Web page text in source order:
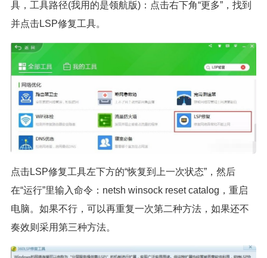
具，工具路径(我用的是领航版)：点击右下角“更多”，找到
并点击LSP修复工具。
点击LSP修复工具左下方的“恢复到上一次状态”，然后
在“运行”里输入命令：netsh winsock reset catalog，重启
电脑。如果不行，可以再重复一次第二种方法，如果还不
奏效则采用第三种方法。